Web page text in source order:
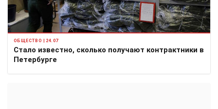
ОБЩЕСТВО | 24.07
Стало известно, сколько получают контрактники в
Петербурге